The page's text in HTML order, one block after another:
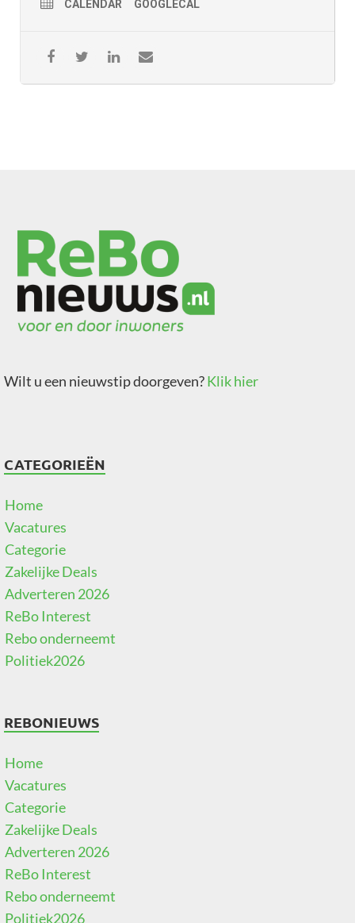
Meer informatie via hunwebsiteof tel. 0172 – 610848.
CALENDAR GOOGLECAL
Wilt u een nieuwstip doorgeven?Klik hier
CATEGORIEËN
Home
Vacatures
Categorie
Zakelijke Deals
Adverteren 2026
ReBo Interest
Rebo onderneemt
Politiek2026
REBONIEUWS
Home
Vacatures
Categorie
Zakelijke Deals
Adverteren 2026
ReBo Interest
Rebo onderneemt
Politiek2026